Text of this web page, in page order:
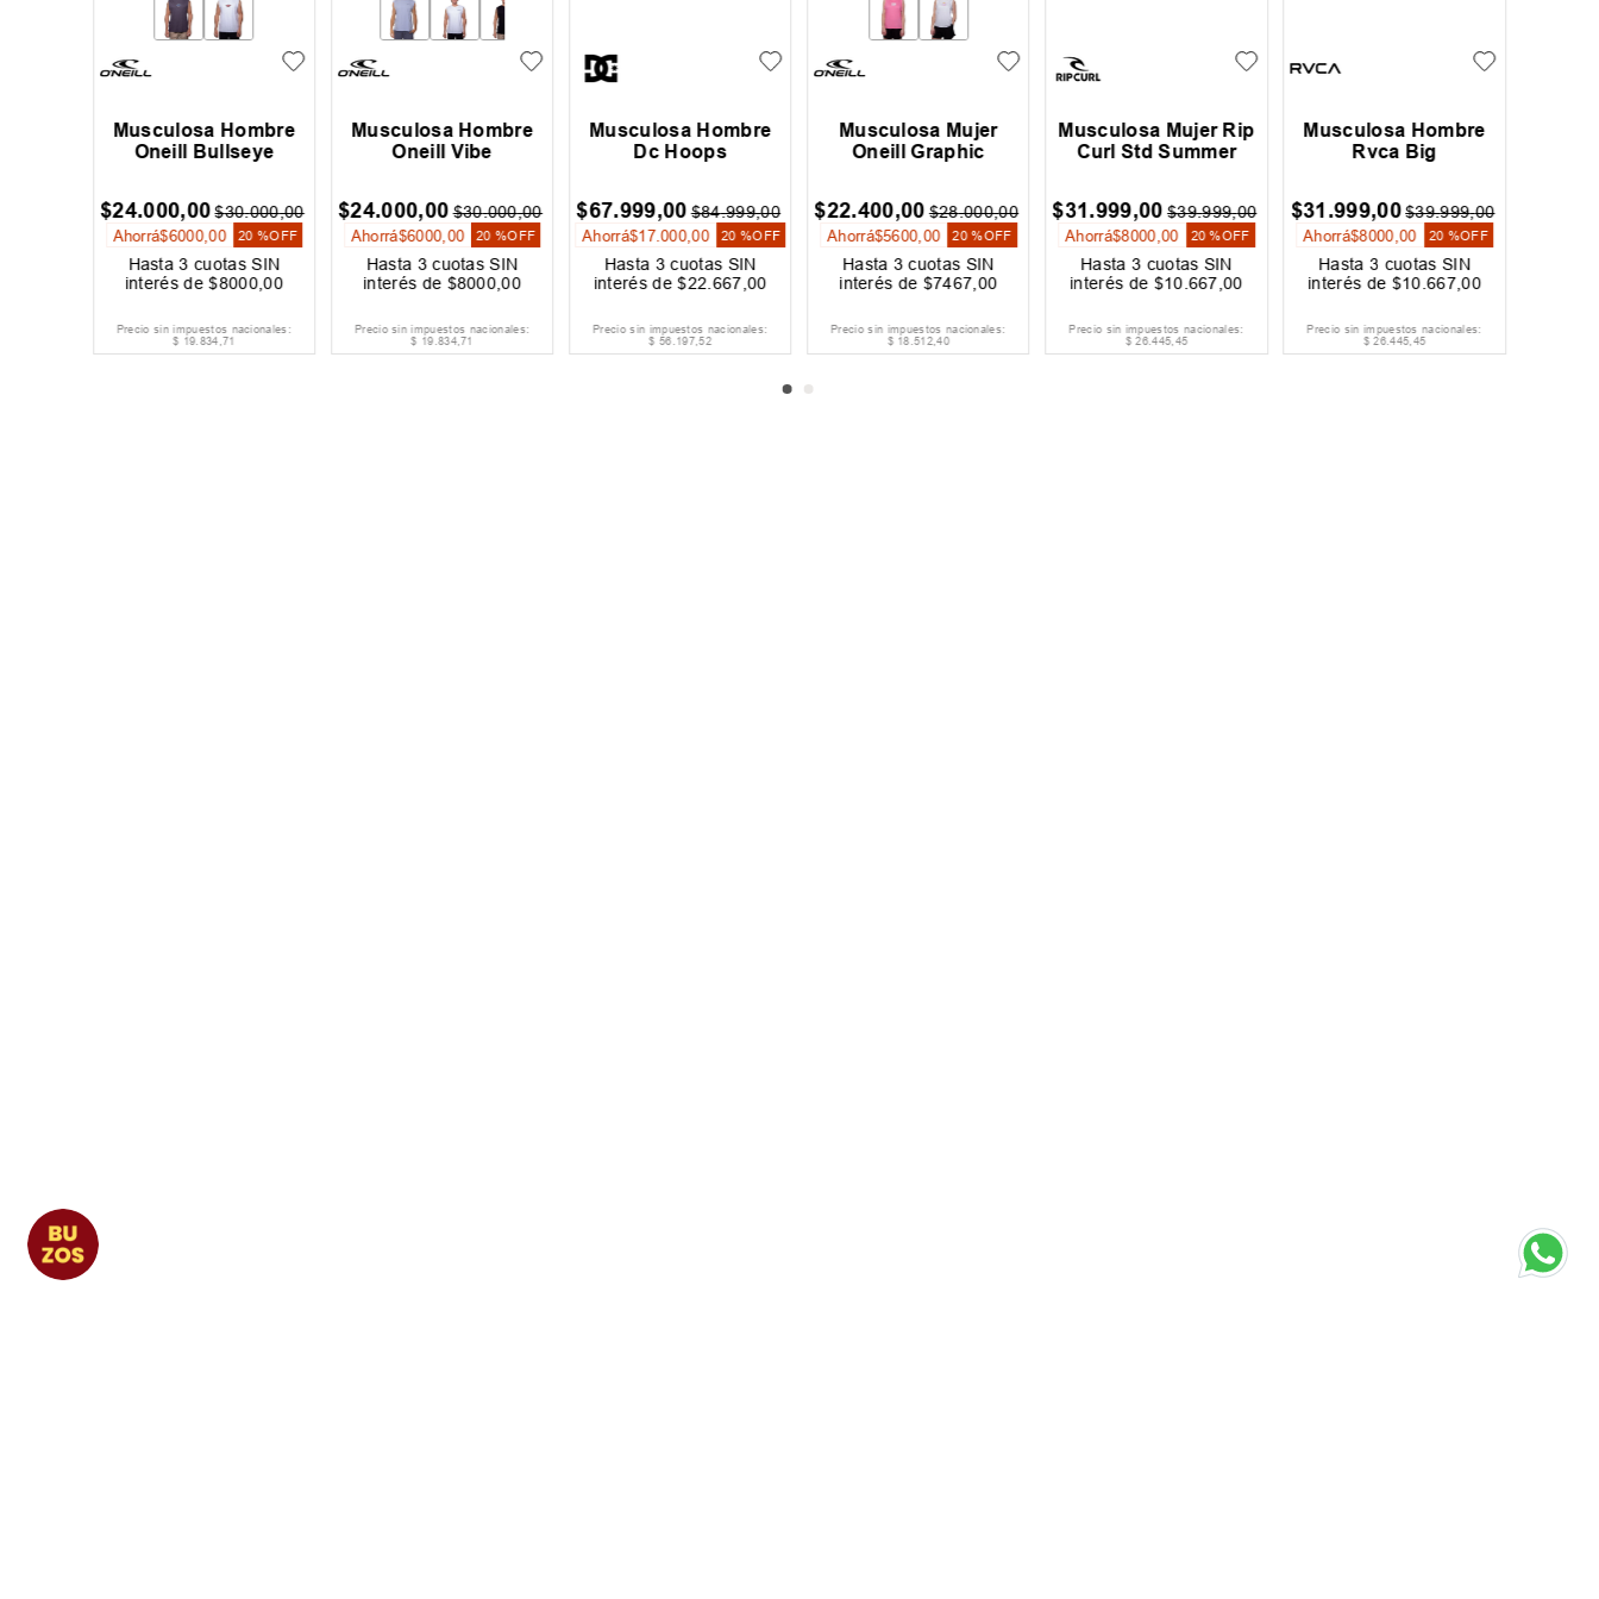
Musculosa Hombre
Rip Curl Loose Plain
$24.499,00 $34.999,00
Ahorrá$10.500,00 30 %OFF
Hasta3 cuotas SIN
interés de$8167 ,00
Precio sin impuestos nacionales:
$ 20.247,11
Musculosa Hombre
Dc Minimal
$31.999,00 $39.999,00
Ahorrá$8000, 00 20 %OFF
Hasta 3 cuotas SIN
interés de$10.667,00
Precio sin impuestos nacionales:
$ 26.445,45
Musculosa Mujer Rip
Curl Surflite Process
$17.999,00 $35.999,00
Ahorrá$18.000,00 50 %OFF
Hasta 3 cuotas SIN
interés de$6000,00
Precio sin impuestos nacionales:
$ 14.875,21
Musculosa Niño Dc
Logo
$8000,00$19.999,00
Ahorrá$11.999,00 60 %OFF
Hasta 3 cuotas SIN
interés de $2667 00
Precio sin impuestos nacionales:
$ 6611,57
Musculosa Hombre
Oneill Bullseye
$24.000,00 $30.000,00
Ahorrá$6000,00 20 %OFF
Hasta3 cuotas SIN
interés de$8000,00
Precio sin impuestos nacionales:
$ 19.834,71
Musculosa Hombre
Oneill Vibe
$24.000,00$30.000,00
Ahorrá$6000,00 20 %OFF
Hasta3 cuotas SIN
interés de$8000,00
Precio sin impuestos nacionales:
$ 19.834,71